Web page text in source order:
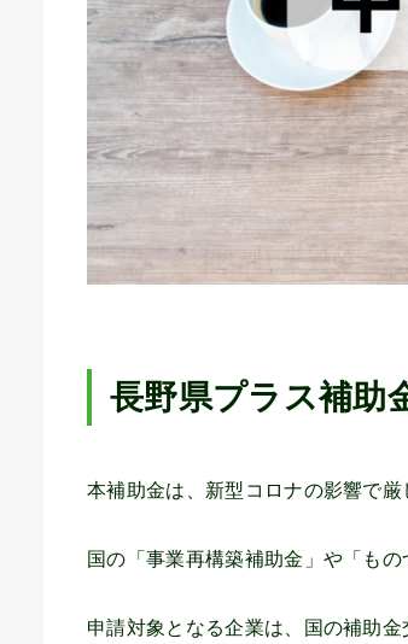
長野県プラス補助
本補助金は、新型コロナの影響で
国の「事業再構築補助金」や「も
申請対象となる企業は、国の補助